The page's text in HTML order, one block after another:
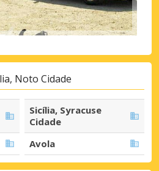
Noto Cidade
Sicília, Syracuse
Cidade
Avola